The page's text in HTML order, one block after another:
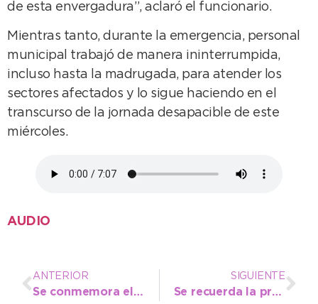
de esta envergadura”, aclaró el funcionario.
Mientras tanto, durante la emergencia, personal
municipal trabajó de manera ininterrumpida,
incluso hasta la madrugada, para atender los
sectores afectados y lo sigue haciendo en el
transcurso de la jornada desapacible de este
miércoles.
AUDIO
ANTERIOR
Se conmemora el Día del Donante de Médula Ósea y anuncian una jornada especial
SIGUIENTE
Se recuerda la prohibición de circulación de tránsito pesado tras las lluvias para preservar los caminos